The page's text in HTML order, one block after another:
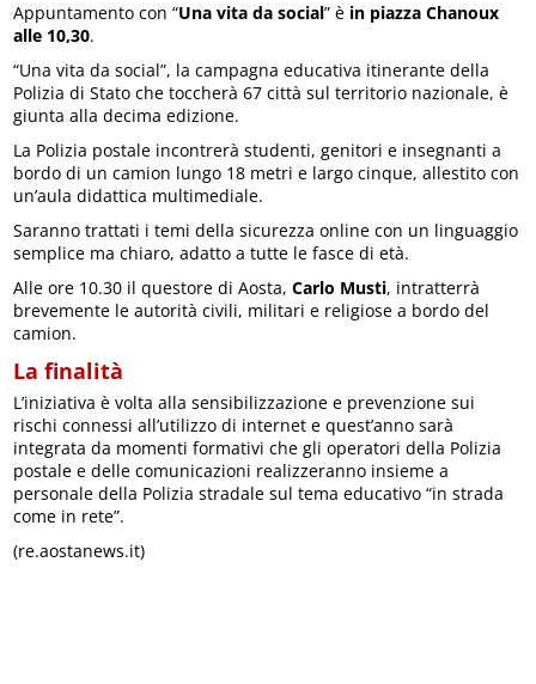
Appuntamento con “Una vita da social” è in piazza Chanoux
alle 10,30.
“Una vita da social”, la campagna educativa itinerante della
Polizia di Stato che toccherà 67 città sul territorio nazionale, è
giunta alla decima edizione.
La Polizia postale incontrerà studenti, genitori e insegnanti a
bordo di un camion lungo 18 metri e largo cinque, allestito con
un’aula didattica multimediale.
Saranno trattati i temi della sicurezza online con un linguaggio
semplice ma chiaro, adatto a tutte le fasce di età.
Alle ore 10.30 il questore di Aosta,Carlo Musti, intratterrà
brevemente le autorità civili, militari e religiose a bordo del
camion.
La finalità
L’iniziativa è volta alla sensibilizzazione e prevenzione sui
rischi connessi all’utilizzo di internet e quest’anno sarà
integrata da momenti formativi che gli operatori della Polizia
postale e delle comunicazioni realizzeranno insieme a
personale della Polizia stradale sul tema educativo “in strada
come in rete”.
(re.aostanews.it)